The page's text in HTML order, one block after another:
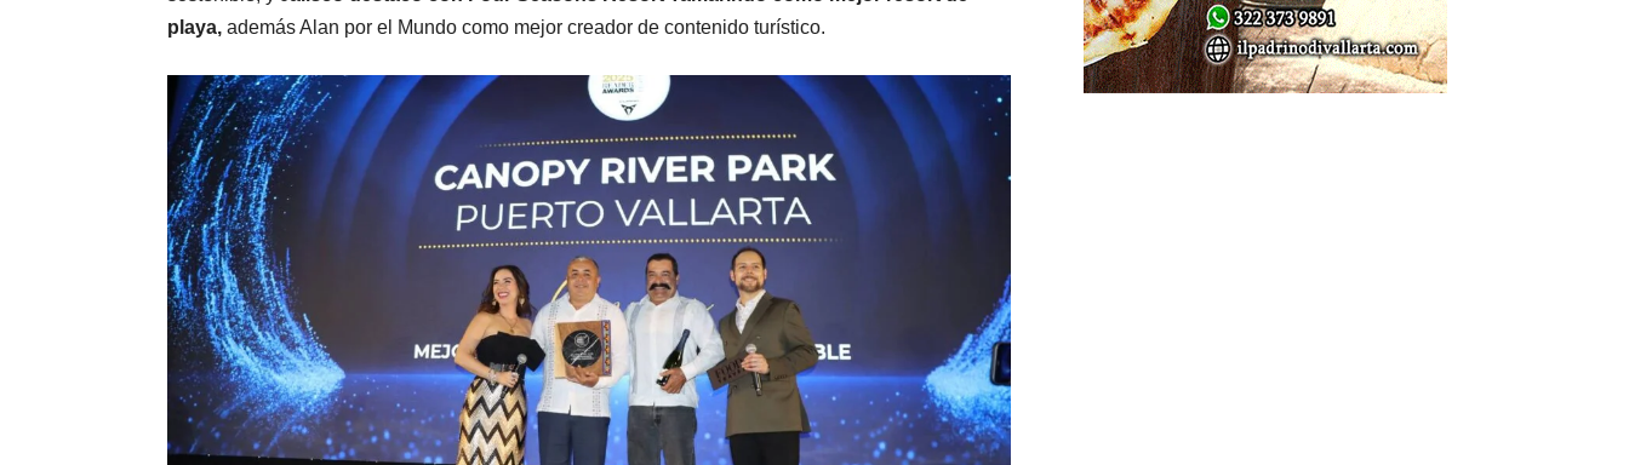
playa, además Alan por el Mundo como mejor creador de contenido turístico.